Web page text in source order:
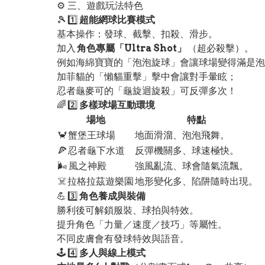
⚙️ 三、遊戲玩法特色
🎾 1️⃣ 超能網球比賽模式
基本操作：發球、截擊、扣殺、滑步。
加入 角色專屬「Ultra Shot」
（超必殺擊）。
例如海綿寶寶的「泡泡旋球」會讓球場變得滿是
加菲貓的「懶貓重擊」擊中會讓對手暈眩；
忍者龜麥可的「龜旋迴旋殺」可反彈多次！
🌈 2️⃣ 多樣球場互動環境
場地
特點
🦀 蟹堡王球場
地面滑溜、泡泡飛舞。
🍕 忍者龜下水道
反彈機關多、球速極快。
🌬️ 風之神殿
強風亂流、球會隨氣流飄。
☠️ 拉格拉茲遊樂園地形變化多、陷阱隨時出現。
💪 3️⃣ 角色養成與裝備
勝利後可解鎖服裝、球拍與特效。
提升角色「力量／速度／技巧」等屬性。
不同皮膚會有發球特效與語音。
🕹️ 4️⃣ 多人與線上模式